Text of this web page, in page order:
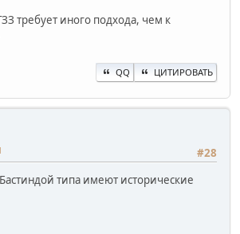
требует иного подхода, чем к
QQ ЦИТИРОВАТЬ
#28
типа имеют исторические